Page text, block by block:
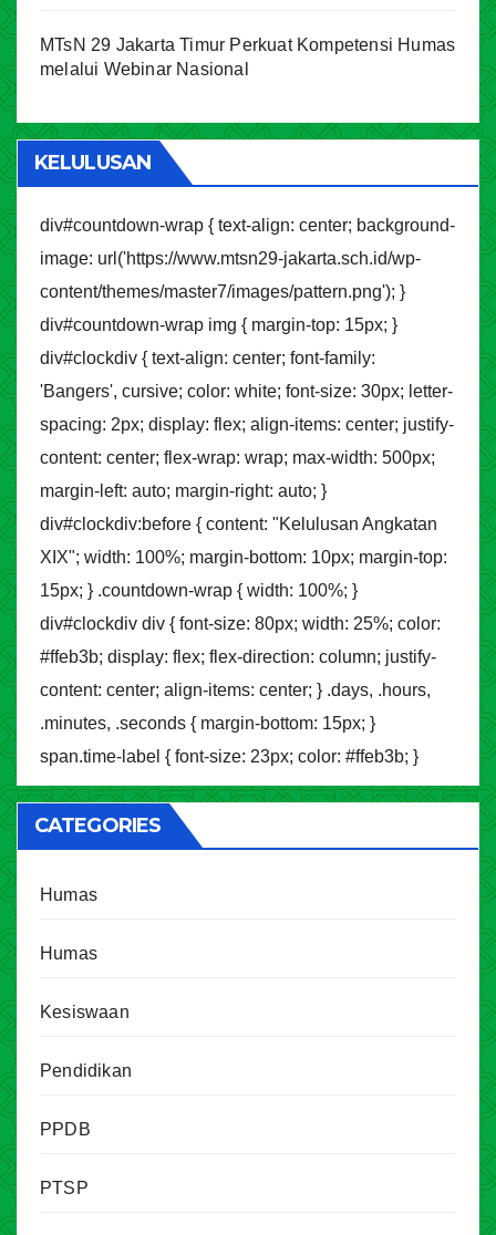
MTsN 29 Jakarta Timur Perkuat Kompetensi Humas
melalui Webinar Nasional
KELULUSAN
div#countdown-wrap { text-align: center; background-
image: url('https://www.mtsn29-jakarta.sch.id/wp-
content/themes/master7/images/pattern.png'); }
div#countdown-wrap img { margin-top: 15px; }
div#clockdiv { text-align: center; font-family:
'Bangers', cursive; color: white; font-size: 30px; letter-
spacing: 2px; display: flex; align-items: center; justify-
content: center; flex-wrap: wrap; max-width: 500px;
margin-left: auto; margin-right: auto; }
div#clockdiv:before { content: "Kelulusan Angkatan
XIX"; width: 100%; margin-bottom: 10px; margin-top:
15px; } .countdown-wrap { width: 100%; }
div#clockdiv div { font-size: 80px; width: 25%; color:
#ffeb3b; display: flex; flex-direction: column; justify-
content: center; align-items: center; } .days, .hours,
.minutes, .seconds { margin-bottom: 15px; }
span.time-label { font-size: 23px; color: #ffeb3b; }
CATEGORIES
Humas
Humas
Kesiswaan
Pendidikan
PPDB
PTSP